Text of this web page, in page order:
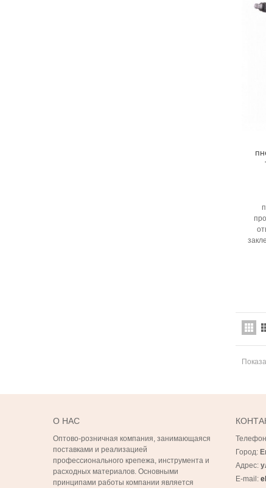
О НАС
Оптово-розничная компания, занимающаяся
поставками и реализацией
профессионального крепежа, инструмента и
расходных материалов. Основными
принципами работы компании является
Город:
Адрес:
E-mail: